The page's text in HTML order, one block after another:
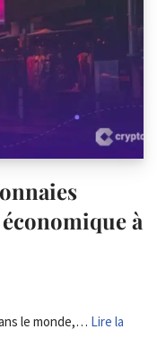
à
le monde,… Lire la